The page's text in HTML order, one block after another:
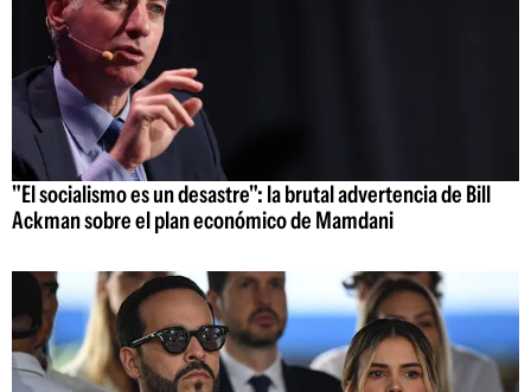
"El socialismo es un desastre": la brutal advertencia de Bill
Ackman sobre el plan económico de Mamdani